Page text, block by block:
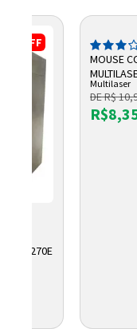
OFF
UP1270E
MOUSE
Multilaser
DE R$